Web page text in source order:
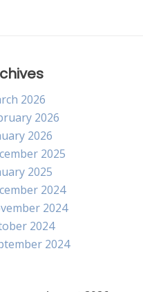
2026
2026
2026
2025
2025
2024
2024
2024
2024